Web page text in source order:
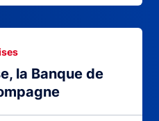
la Banque de